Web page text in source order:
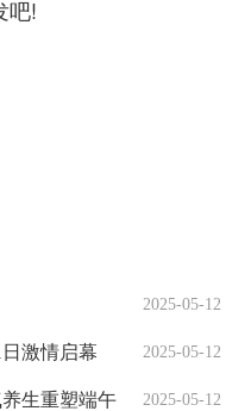
吧!
2025-05-12
2025-05-12
激情启幕
2025-05-12
生重塑端午